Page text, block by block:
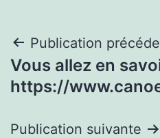
Navigation
de
Publication
Vous allez en
https://
Publication suivante